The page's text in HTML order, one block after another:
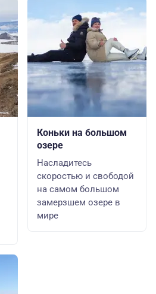
Коньки на большом
озере
Насладитесь
скоростью и свободой
на самом большом
замерзшем озере в
мире